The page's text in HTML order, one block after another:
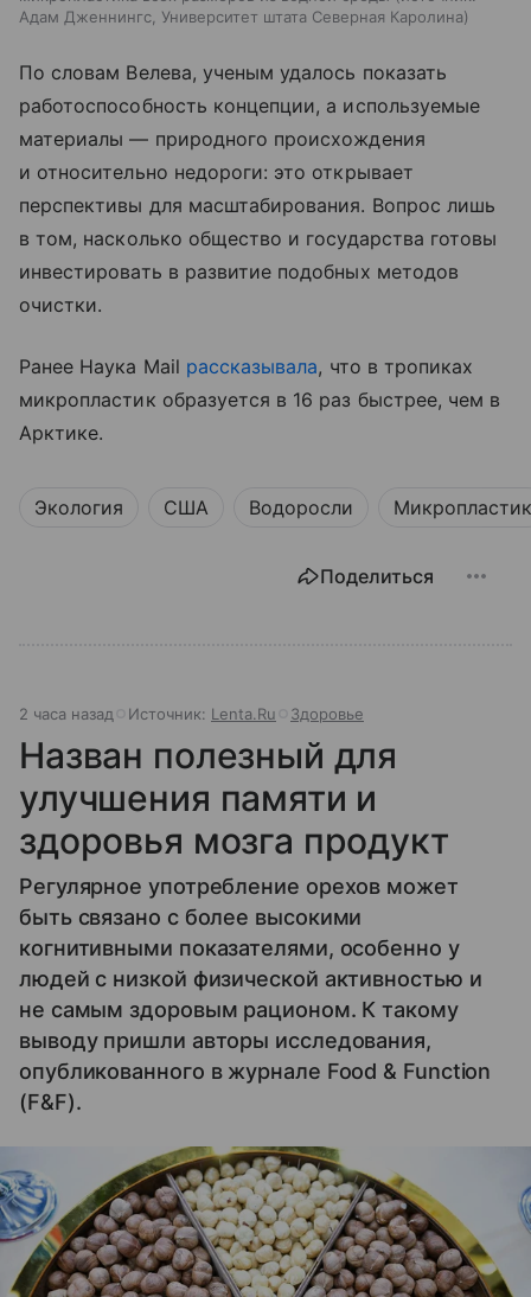
Адам Дженнингс, Университет штата Северная Каролина
По словам Велева, ученым удалось показать
работоспособность концепции, а используемые
материалы — природного происхождения
и относительно недороги: это открывает
перспективы для масштабирования. Вопрос лишь
в том, насколько общество и государства готовы
инвестировать в развитие подобных методов
очистки.
Ранее Наука Mail рассказывала, что в тропиках
микропластик образуется в 16 раз быстрее, чем в
Арктике.
Экология США Водоросли Микропластик
Поделиться
2 часа назад Источник: Lenta.Ru Здоровье
Назван полезный для
улучшения памяти и
здоровья мозга продукт
Регулярное употребление орехов может
быть связано с более высокими
когнитивными показателями, особенно у
людей с низкой физической активностью и
не самым здоровым рационом. К такому
выводу пришли авторы исследования,
опубликованного в журнале Food & Function
(F&F).